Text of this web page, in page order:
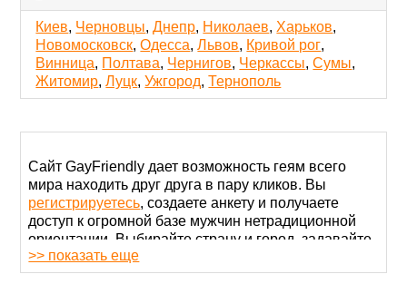
to
Киев, Черновцы,Днепр, Николаев, Харьков,
Новомосковск,Одесса,Львов, Кривой рог,
Винница, Полтава, Чернигов, Черкассы,Сумы,
Житомир,Луцк,Ужгород,Тернополь
Сайт GayFriendly дает возможность геям всего
мира находить друг друга в пару кликов. Вы
регистрируетесь, создаете анкету и получаете
доступ к огромной базе мужчин нетрадиционной
ориентации. Выбирайте страну и город, задавайте
другие параметры и общайтесь со своими
идеальными партнерами.
>> показать еще